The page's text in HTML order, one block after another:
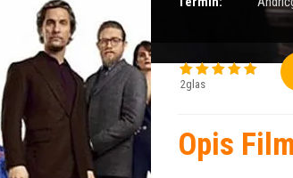
2glas
Opis